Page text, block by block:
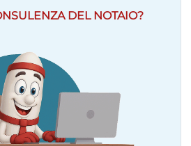
DEL NOTAIO?